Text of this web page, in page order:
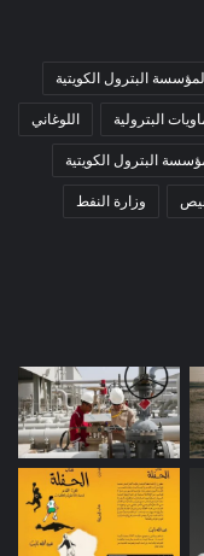
البترول الكويتية
البترولية اللوغاني
البترول الكويتية
وزارة النفط